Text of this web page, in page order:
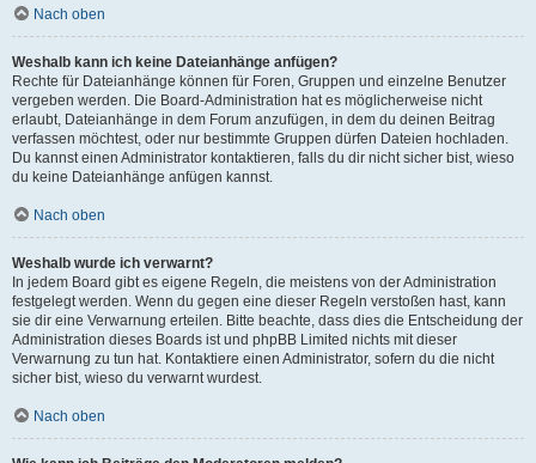
Nach oben
Weshalb kann ich keine Dateianhänge anfügen?
Rechte für Dateianhänge können für Foren, Gruppen und einzelne Benutzer
vergeben werden. Die Board-Administration hat es möglicherweise nicht
erlaubt, Dateianhänge in dem Forum anzufügen, in dem du deinen Beitrag
verfassen möchtest, oder nur bestimmte Gruppen dürfen Dateien hochladen.
Du kannst einen Administrator kontaktieren, falls du dir nicht sicher bist, wieso
du keine Dateianhänge anfügen kannst.
Nach oben
Weshalb wurde ich verwarnt?
In jedem Board gibt es eigene Regeln, die meistens von der Administration
festgelegt werden. Wenn du gegen eine dieser Regeln verstoßen hast, kann
sie dir eine Verwarnung erteilen. Bitte beachte, dass dies die Entscheidung der
Administration dieses Boards ist und phpBB Limited nichts mit dieser
Verwarnung zu tun hat. Kontaktiere einen Administrator, sofern du die nicht
sicher bist, wieso du verwarnt wurdest.
Nach oben